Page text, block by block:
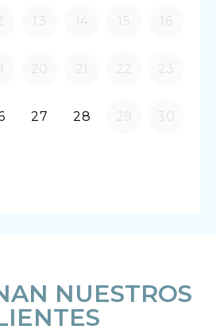
NUESTROS